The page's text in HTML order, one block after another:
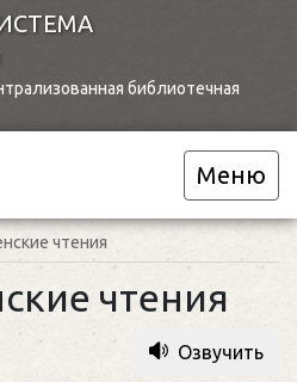
библиотечная
Меню
чтения
чтения
Озвучить